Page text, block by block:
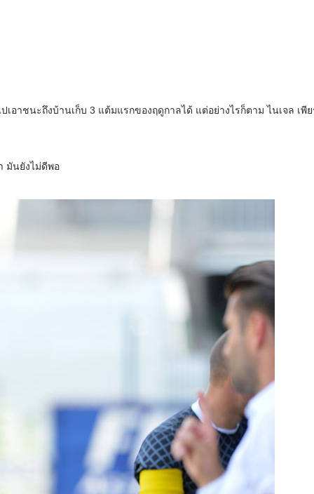
าชนะถึงบ้านเก็บ 3 แต้มแรกของฤดูกาลได้ แต่อย่างไรก็ตาม ไนเจล เพี
มันยังไม่ดีพอ